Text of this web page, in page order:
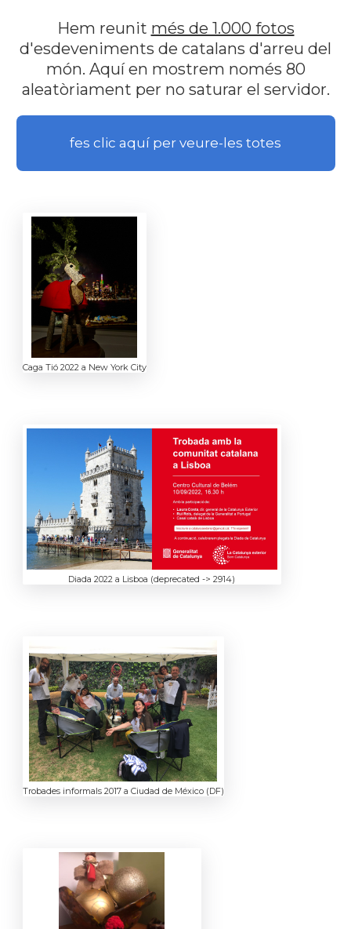
Hem reunit més de 1.000 fotos
d'esdeveniments de catalans d'arreu del
món. Aquí en mostrem només 80
aleatòriament per no saturar el servidor.
fes clic aquí per veure-les totes
Caga Tió 2022 a New York City
Diada 2022 a Lisboa (deprecated -> 2914)
Trobades informals 2017 a Ciudad de México (DF)